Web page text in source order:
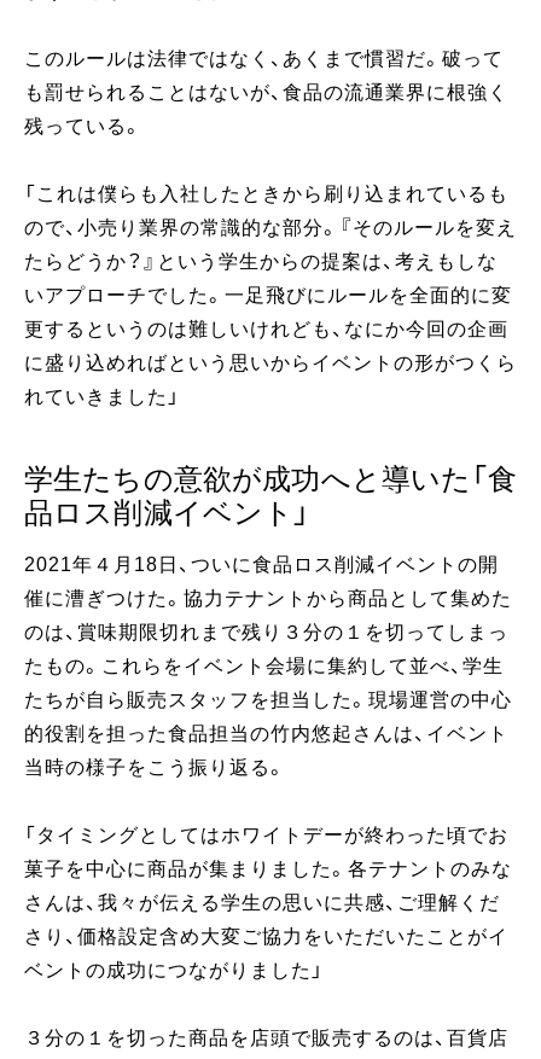
このルールは法律ではなく、あくまで慣習だ。破って
も罰せられることはないが、食品の流通業界に根強く
残っている。
「これは僕らも入社したときから刷り込まれているも
ので、小売り業界の常識的な部分。『そのルールを変え
たらどうか？』という学生からの提案は、考えもしな
いアプローチでした。一足飛びにルールを全面的に変
更するというのは難しいけれども、なにか今回の企画
に盛り込めればという思いからイベントの形がつくら
れていきました」
学生たちの意欲が成功へと導いた「食
品ロス削減イベント」
2021年４月18日、ついに食品ロス削減イベントの開
催に漕ぎつけた。協力テナントから商品として集めた
のは、賞味期限切れまで残り３分の１を切ってしまっ
たもの。これらをイベント会場に集約して並べ、学生
たちが自ら販売スタッフを担当した。現場運営の中心
的役割を担った食品担当の竹内悠起さんは、イベント
当時の様子をこう振り返る。
「タイミングとしてはホワイトデーが終わった頃でお
菓子を中心に商品が集まりました。各テナントのみな
さんは、我々が伝える学生の思いに共感、ご理解くだ
さり、価格設定含め大変ご協力をいただいたことがイ
ベントの成功につながりました」
３分の１を切った商品を店頭で販売するのは、百貨店